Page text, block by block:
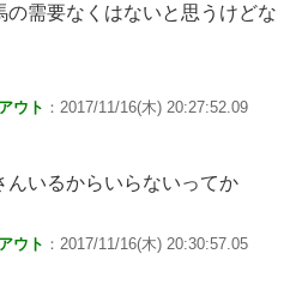
の需要なくはないと思うけどな
ウト ：2017/11/16(木) 20:27:52.09
んいるからいらないってか
ウト ：2017/11/16(木) 20:30:57.05